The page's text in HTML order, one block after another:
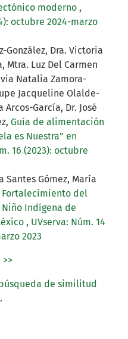
moderno ,
octubre 2024-marzo
González, Dra. Victoria
Mtra. Luz Del Carmen
Natalia Zamora-
Jacqueline Olalde-
García, Dr. José
Guía de alimentación
es Nuestra” en
16 (2023): octubre
Santes Gómez, María
Fortalecimiento del
Indígena de
, UVserva: Núm. 14
2023
>>
de similitud